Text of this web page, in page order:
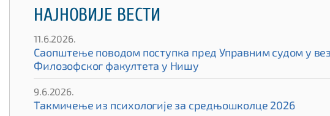
НАЈНОВИЈЕ ВЕСТИ
11.6.2026.
Саопштење поводом поступка пред Управним судом у
Филозофског факултета у Нишу
9.6.2026.
Такмичење из психологије за средњошколце 2026